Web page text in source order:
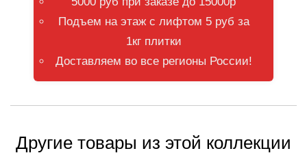
Подъем на этаж с лифтом 5 руб за
1кг плитки
Доставляем во все регионы России!
Другие товары из этой коллекции